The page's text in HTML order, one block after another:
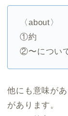
〈about〉
①約
②〜につい
他にも意味が
があります。